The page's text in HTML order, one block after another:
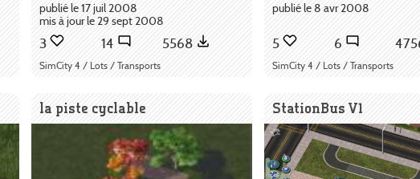
publié le 17 juil 2008
mis à jour le 29 sept 2008
3 14 5568
SimCity 4 / Lots / Transports
publié le 8 avr 2008
5 6
SimCity 4 / Lots / Transports
la piste cyclable StationBus V1